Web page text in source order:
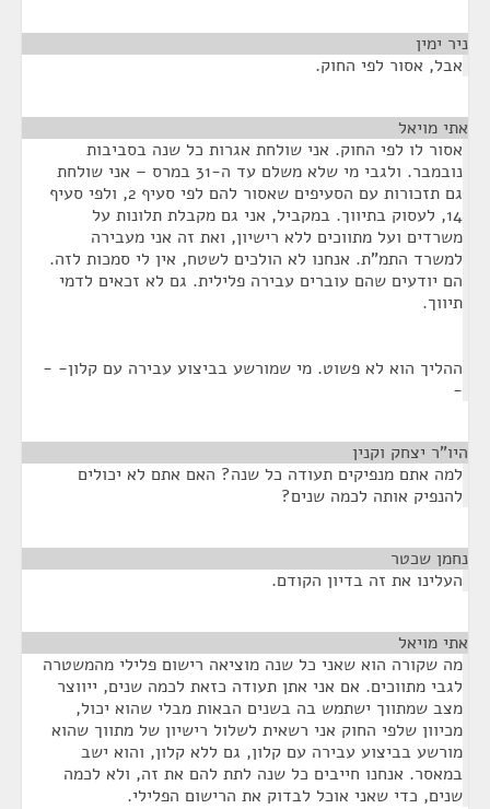
ניר ימין
אבל, אסור לפי החוק.
אתי מויאל
אסור לו לפי החוק. אני שולחת אגרות כל שנה בסביבות
נובמבר. ולגבי מי שלא משלם עד ה-31 במרס – אני שולחת
גם תזכורות עם הסעיפים שאסור להם לפי סעיף 2, ולפי סעיף
14, לעסוק בתיווך. במקביל, אני גם מקבלת תלונות על
משרדים ועל מתווכים ללא רישיון, ואת זה אני מעבירה
למשרד התמ"ת. אנחנו לא הולכים לשטח, אין לי סמכות לזה.
הם יודעים שהם עוברים עבירה פלילית. גם לא זכאים לדמי
תיווך.
ההליך הוא לא פשוט. מי שמורשע בביצוע עבירה עם קלון- -
-
היו"ר יצחק וקנין
למה אתם מנפיקים תעודה כל שנה? האם אתם לא יכולים
להנפיק אותה לכמה שנים?
נחמן שכטר
העלינו את זה בדיון הקודם.
אתי מויאל
מה שקורה הוא שאני כל שנה מוציאה רישום פלילי מהמשטרה
לגבי מתווכים. אם אני אתן תעודה כזאת לכמה שנים, ייווצר
מצב שמתווך ישתמש בה בשנים הבאות מבלי שהוא יכול,
מכיוון שלפי החוק אני רשאית לשלול רישיון של מתווך שהוא
מורשע בביצוע עבירה עם קלון, גם ללא קלון, והוא ישב
במאסר. אנחנו חייבים כל שנה לתת להם את זה, ולא לכמה
שנים, כדי שאני אוכל לבדוק את הרישום הפלילי.